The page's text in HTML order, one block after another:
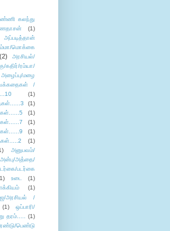
கலந்து
(1)
அப்படித்தான்
மொக்கை
(2)
அரசியல்/
கதிர்/ரம்யா/
அழைப்பு/மழை
/
(1)
(1)
(1)
(1)
(1)
(1)
அனுபவம்/
அன்பு/அத்தை/
படர்கை
உடை
(1)
(1)
அரசியல் /
(1)
ஒப்பாரி/
தரம்..... (1)
பெண்டு